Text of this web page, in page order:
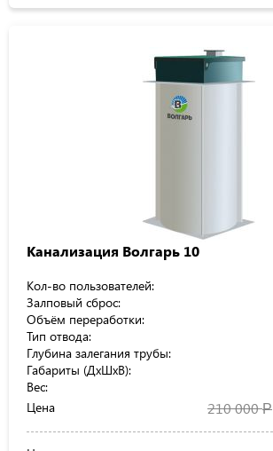
Канализация Волгарь 10
Кол-во пользователей:
Залповый сброс:
Объём переработки:
Тип отвода:
Глубина залегания трубы:
Габариты (ДхШхВ):
Вес:
Цена
210 000Р